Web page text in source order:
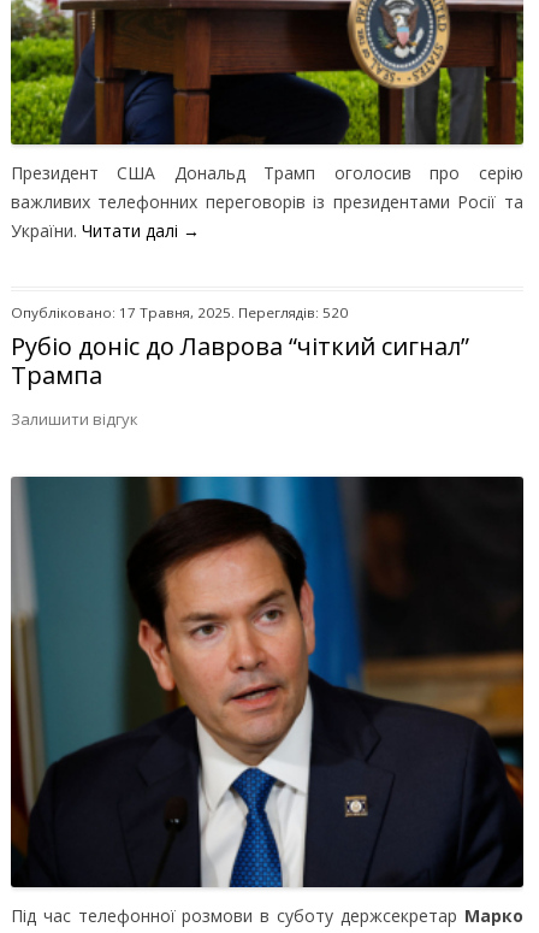
Президент США Дональд Трамп оголосив про серію
важливих телефонних переговорів із президентами Росії та
України. Читати далі →
Опубліковано: 17 Травня, 2025. Переглядів: 520
Рубіо доніс до Лаврова “чіткий сигнал”
Трампа
Залишити відгук
Під час телефонної розмови в суботу держсекретар Марко